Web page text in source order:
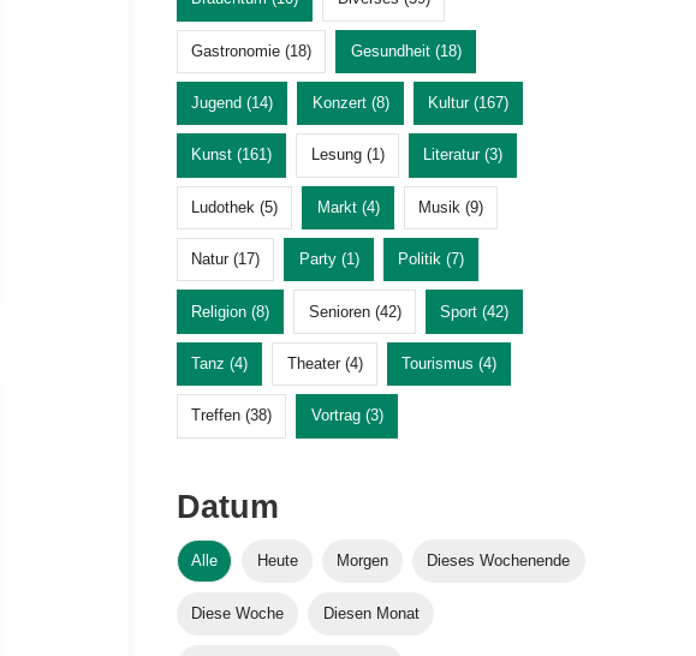
Gastronomie (18) Gesundheit (18)
Jugend (14) Konzert (8) Kultur (167)
Kunst (161) Lesung (1) Literatur (3)
Ludothek (5) Markt (4) Musik (9)
Natur (17) Party (1) Politik (7)
Religion (8) Senioren (42) Sport (42)
Tanz (4) Theater (4) Tourismus (4)
Treffen (38) Vortrag (3)
Datum
Alle Heute Morgen Dieses Wochenende
Diese Woche Diesen Monat